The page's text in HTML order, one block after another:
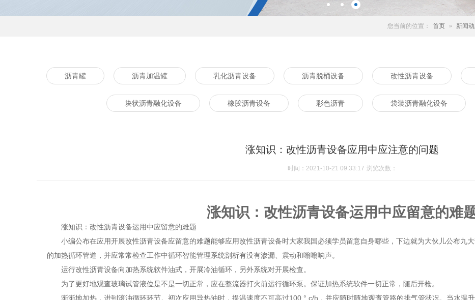
您当前的位置： 首页 » 新闻
沥青罐 沥青加温罐 乳化沥青设备 沥青脱桶设备 改性沥青设备
块状沥青融化设备 橡胶沥青设备 彩色沥青 袋装沥青融化设备
涨知识：改性沥青设备应用中应注意的问题
时间：2021-10-21 09:33:17 浏览次数：
涨知识： 改性沥青设备运用中应留意的难
涨知识：改性沥青设备运用中应留意的难题
小编公布在应用开展改性沥青设备应留意的难题能够应用改性沥青设备时大家我国必须学员留意自身哪些，下边就为大伙儿公布九
的加热循环管道，并应常常检查工作中循环智能管理系统剖析有没有渗漏、震动和嗡嗡响声。
运行改性沥青设备向加热系统软件油式，开展冷油循环，另外系统对开展检查。
为了更好地观查玻璃试管液位是不是一切正常，应在整流器打火前运行循环泵。保证加热系统软件一切正常，随后开枪。
渐渐地加热，进到滚油循环环节。初次应用导热油时，提温速度不可高过100 ° c/h，并应随时随地观查管路的排气管状况。当水温